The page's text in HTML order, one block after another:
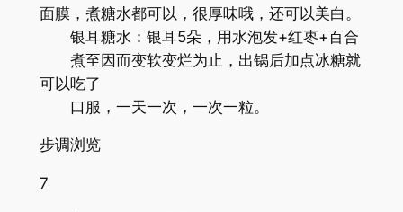
面膜，煮糖水都可以，很厚味哦，还可以美白。
银耳糖水：银耳5朵，用水泡发+红枣+百合
煮至因而变软变烂为止，出锅后加点冰糖就
可以吃了
口服，一天一次，一次一粒。
步调浏览
7